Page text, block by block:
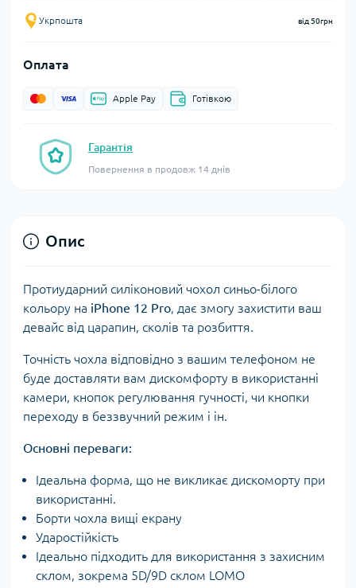
Укрпошта від 50грн
Оплата
Apple Pay Готівкою
Гарантія
Повернення в продовж 14 днів
Опис
Протиударний силіконовий чохол синьо-білого
кольору на iPhone 12 Pro, дає змогу захистити ваш
девайс від царапин, сколів та розбиття.
Точність чохла відповідно з вашим телефоном не
буде доставляти вам дискомфорту в використанні
камери, кнопок регулювання гучності, чи кнопки
переходу в беззвучний режим і ін.
Основні переваги:
Ідеальна форма, що не викликає дискоморту при
використанні.
Борти чохла вищі екрану
Ударостійкість
Ідеально підходить для використання з захисним
склом, зокрема 5D/9D склом LOMO